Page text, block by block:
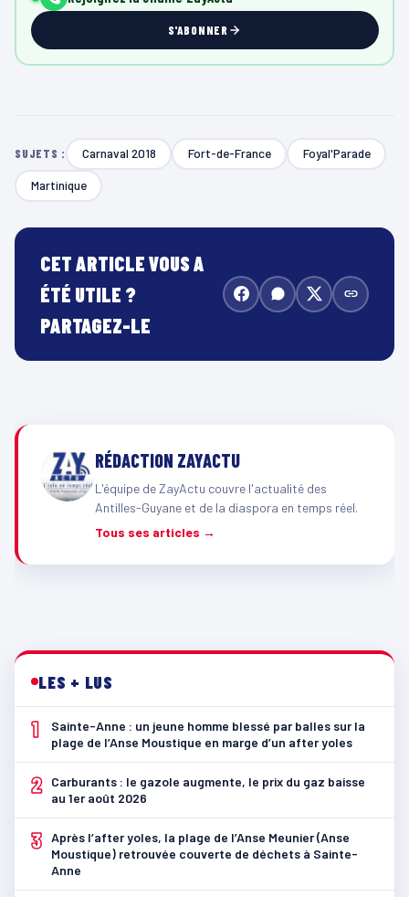
S'ABONNER
SUJETS : Carnaval 2018 Fort-de-France Foyal'Parade
Martinique
CET ARTICLE VOUS A
ÉTÉ UTILE ?
PARTAGEZ-LE
RÉDACTION ZAYACTU
L'équipe de ZayActu couvre l'actualité des
Antilles-Guyane et de la diaspora en temps réel.
Tous ses articles →
LES + LUS
1
Sainte-Anne : un jeune homme blessé par balles sur la
plage de l’Anse Moustique en marge d’un after yoles
2
Carburants : le gazole augmente, le prix du gaz baisse
au 1er août 2026
3 Après l’after yoles, la plage de l’Anse Meunier (Anse
Moustique) retrouvée couverte de déchets à Sainte-
Anne